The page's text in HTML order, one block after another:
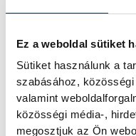
Ez a weboldal sütiket
Sütiket használunk a
szabásához,
valamint
közösségi média-,
megosztjuk az Ön
uralta emberiség
Kijelentette:
elhagyott,
gyermekeknek,